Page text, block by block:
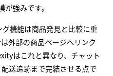
強みです。
機能は商品発見と比較に重
外部の商品ページへリンク
はこれと異なり、チャット
送追跡まで完結させる点で